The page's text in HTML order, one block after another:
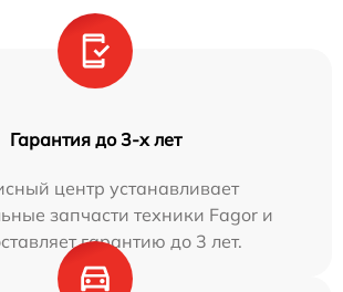
Гарантия до 3-х лет
центр устанавливает
запчасти техники Fagor и
гарантию до 3 лет.